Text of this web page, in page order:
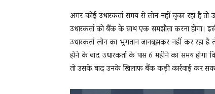
अगर कोई उधारकर्ता समय से लोन नहीं चुका रहा है
उधारकर्ता को बैंक के साथ एक समझौता करना होगा।
उधारकर्ता लोन का भुगतान जानबूझकर नहीं कर रहा
होने के बाद उधारकर्ता के पास 6 महीने का समय
तो उसके बाद उनके खिलाफ बैंक कड़ी कार्रवाई कर